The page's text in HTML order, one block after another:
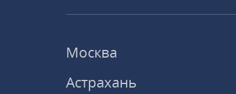
Москва
Астрахань